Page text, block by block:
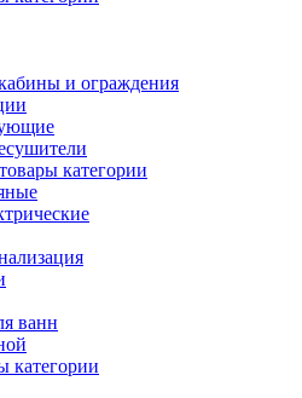
и ограждения
категории
ванн
категории